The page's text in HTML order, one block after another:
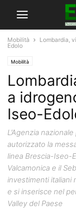
Mobilità
Lombardia,
Edolo
Mobilità
a
Iseo-
L’Agenzia
autorizzato la
linea Brescia-Iseo-
Valcamonica e il
investimenti italiani
e si inserisce nel
Valley del Paese